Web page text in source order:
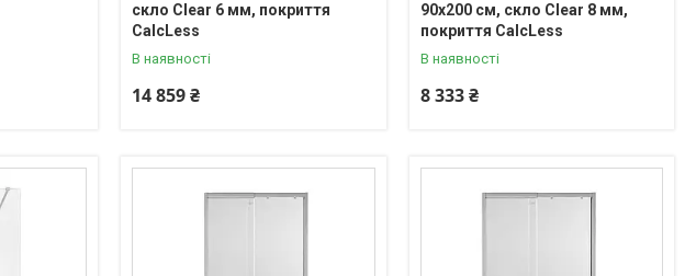
скло Clear 6 мм, покриття
CalcLess
В наявності
14 859 ₴
90х200 см, скло Clear 8 мм,
покриття CalcLess
В наявності
8 333 ₴